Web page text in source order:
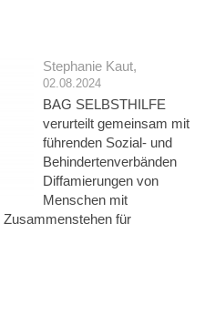
Stephanie Kaut,
02.08.2024
BAG SELBSTHILFE
verurteilt gemeinsam mit
führenden Sozial- und
Behindertenverbänden
Diffamierungen von
Menschen mit
Zusammenstehen für